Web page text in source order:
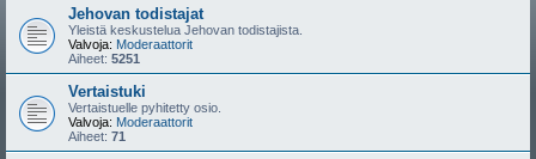
Jehovan todistajat
Yleistä keskustelua Jehovan todistajista.
Valvoja: Moderaattorit
Aiheet: 5251
Vertaistuki
Vertaistuelle pyhitetty osio.
Valvoja: Moderaattorit
Aiheet: 71